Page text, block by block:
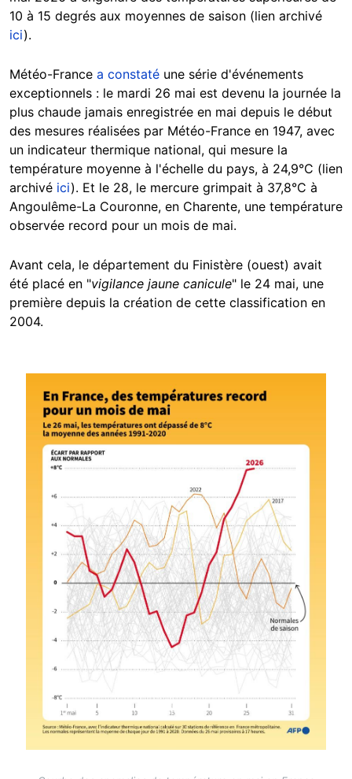
10 à 15 degrés aux moyennes de saison (lien archivé
ici).
Météo-France a constaté une série d'événements
exceptionnels : le mardi 26 mai est devenu la journée la
plus chaude jamais enregistrée en mai depuis le début
des mesures réalisées par Météo-France en 1947, avec
un indicateur thermique national, qui mesure la
température moyenne à l'échelle du pays, à 24,9°C (lien
archivé ici). Et le 28, le mercure grimpait à 37,8°C à
Angoulême-La Couronne, en Charente, une température
observée record pour un mois de mai.
Avant cela, le département du Finistère (ouest) avait
été placé en "vigilance jaune canicule" le 24 mai, une
première depuis la création de cette classification en
2004.